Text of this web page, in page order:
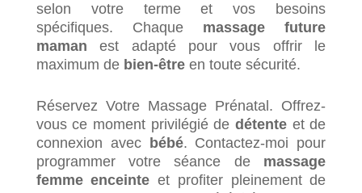
selon votre terme et vos besoins
spécifiques. Chaque massage future
maman est adapté pour vous offrir le
maximum de bien-êtreen toute sécurité.
Réservez Votre Massage Prénatal. Offrez-
vous ce moment privilégié de détenteet de
connexion avec
bébé. Contactez-moi pour
programmer votre séance de massage
femme enceinte et profiter pleinement de